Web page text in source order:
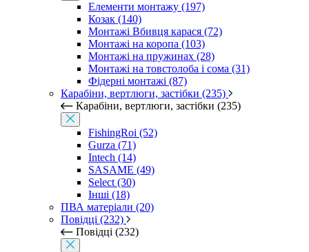
Елементи монтажу (197)
Козак (140)
Монтажі Вбивця карася (72)
Монтажі на коропа (103)
Монтажі на пружинах (28)
Монтажі на товстолоба і сома (31)
Фідерні монтажі (87)
Карабіни, вертлюги, застібки (235)
Карабіни, вертлюги, застібки (235)
FishingRoi (52)
Gurza (71)
Intech (14)
SASAME (49)
Select (30)
Інші (18)
ПВА матеріали (20)
Повідці (232)
Повідці (232)